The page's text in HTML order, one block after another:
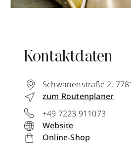
Kontaktdaten
Schwanenstraße 2,
zum Routenplaner
+49 7223 911073
Website
Online-Shop